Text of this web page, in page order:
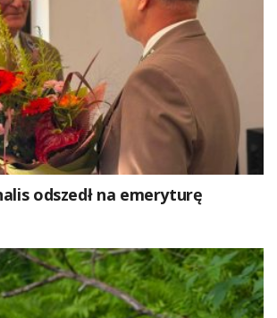
odszedł na emeryturę